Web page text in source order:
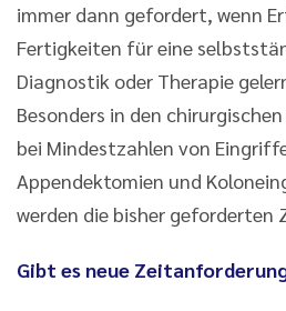
immer dann gefordert, wenn
Fertigkeiten für eine
Diagnostik oder Therapie
Besonders in den
bei Mindestzahlen von
Appendektomien und
werden die bisher geforderten
Gibt es neue